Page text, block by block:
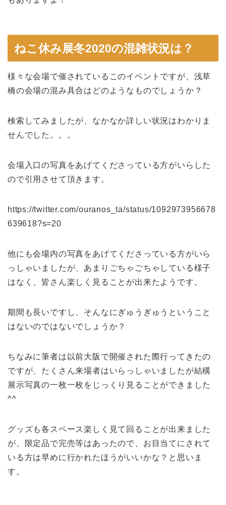
ねこ休み展冬2020の混雑状況は？
様々な会場で催されているこのイベントですが、浅草
橋の会場の混み具合はどのようなものでしょうか？
検索してみましたが、なかなか詳しい状況はわかりま
せんでした。。。
会場入口の写真をあげてくださっている方がいらした
ので引用させて頂きます。
https://twitter.com/ouranos_ta/status/1092973956678
639618?s=20
他にも会場内の写真をあげてくださっている方がいら
っしゃいましたが、あまりごちゃごちゃしている様子
はなく、皆さん楽しく見ることが出来たようです。
期間も長いですし、そんなにぎゅうぎゅうということ
はないのではないでしょうか？
ちなみに筆者は以前大阪で開催された際行ってきたの
ですが、たくさん来場者はいらっしゃいましたが結構
展示写真の一枚一枚をじっくり見ることができました
^^
グッズも各スペース楽しく見て回ることが出来ました
が、限定品で完売等はあったので、お目当てにされて
いる方は早めに行かれたほうがいいかな？と思いま
す。